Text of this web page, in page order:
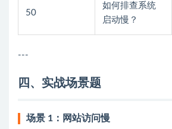
50
如何排查系统
启动慢？
---
四、实战场景题
场景 1：网站访问慢